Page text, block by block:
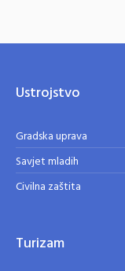
Ustrojstvo
Gradska uprava
Savjet mladih
Civilna zaštita
Turizam